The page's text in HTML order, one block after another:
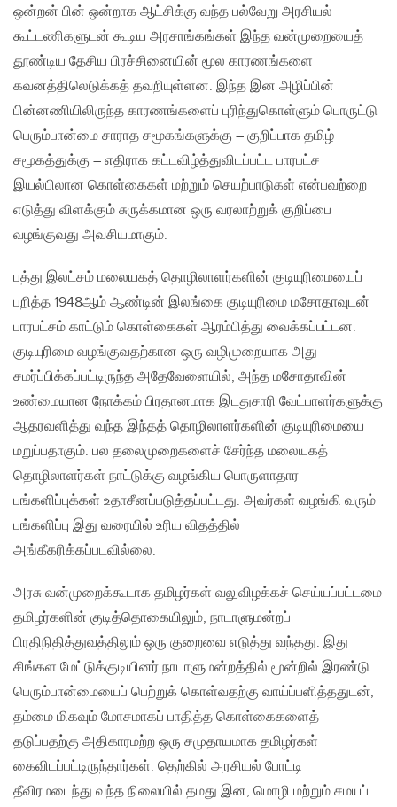
ஒன்றன் பின் ஒன்றாக ஆட்சிக்கு வந்த பல்வேறு அரசியல்
கூட்டணிகளுடன் கூடிய அரசாங்கங்கள் இந்த வன்முறையைத்
தூண்டிய தேசிய பிரச்சினையின் மூல காரணங்களை
கவனத்திலெடுக்கத் தவறியுள்ளன. இந்த இன அழிப்பின்
பின்னணியிலிருந்த காரணங்களைப் புரிந்துகொள்ளும் பொருட்டு
பெரும்பான்மை சாராத சமூகங்களுக்கு – குறிப்பாக தமிழ்
சமூகத்துக்கு – எதிராக கட்டவிழ்த்துவிடப்பட்ட பாரபட்ச
இயல்பிலான கொள்கைகள் மற்றும் செயற்பாடுகள் என்பவற்றை
எடுத்து விளக்கும் சுருக்கமான ஒரு வரலாற்றுக் குறிப்பை
வழங்குவது அவசியமாகும்.
பத்து இலட்சம் மலையகத் தொழிலாளர்களின் குடியுரிமையைப்
பறித்த 1948ஆம் ஆண்டின் இலங்கை குடியுரிமை மசோதாவுடன்
பாரபட்சம் காட்டும் கொள்கைகள் ஆரம்பித்து வைக்கப்பட்டன.
குடியுரிமை வழங்குவதற்கான ஒரு வழிமுறையாக அது
சமர்ப்பிக்கப்பட்டிருந்த அதேவேளையில், அந்த மசோதாவின்
உண்மையான நோக்கம் பிரதானமாக இடதுசாரி வேட்பாளர்களுக்கு
ஆதரவளித்து வந்த இந்தத் தொழிலாளர்களின் குடியுரிமையை
மறுப்பதாகும். பல தலைமுறைகளைச் சேர்ந்த மலையகத்
தொழிலாளர்கள் நாட்டுக்கு வழங்கிய பொருளாதார
பங்களிப்புக்கள் உதாசீனப்படுத்தப்பட்டது. அவர்கள் வழங்கி வரும்
பங்களிப்பு இது வரையில் உரிய விதத்தில்
அங்கீகரிக்கப்படவில்லை.
அரசு வன்முறைக்கூடாக தமிழர்கள் வலுவிழக்கச் செய்யப்பட்டமை
தமிழர்களின் குடித்தொகையிலும், நாடாளுமன்றப்
பிரதிநிதித்துவத்திலும் ஒரு குறைவை எடுத்து வந்தது. இது
சிங்கள மேட்டுக்குடியினர் நாடாளுமன்றத்தில் மூன்றில் இரண்டு
பெரும்பான்மையைப் பெற்றுக் கொள்வதற்கு வாய்ப்பளித்ததுடன்,
தம்மை மிகவும் மோசமாகப் பாதித்த கொள்கைகளைத்
தடுப்பதற்கு அதிகாரமற்ற ஒரு சமுதாயமாக தமிழர்கள்
கைவிடப்பட்டிருந்தார்கள். தெற்கில் அரசியல் போட்டி
தீவிரமடைந்து வந்த நிலையில் தமது இன, மொழி மற்றும் சமயப்